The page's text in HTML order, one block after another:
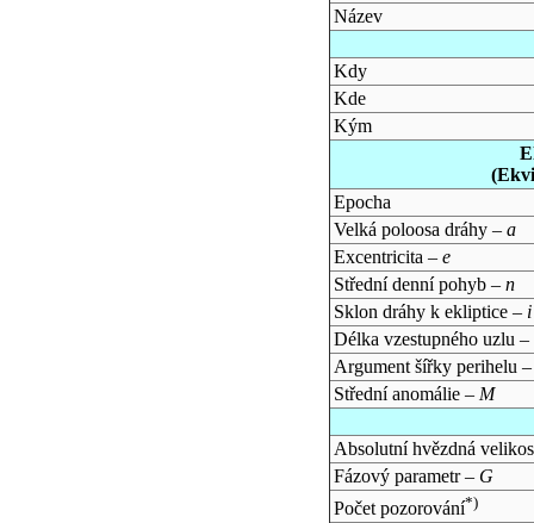
Název
Kdy
Kde
Kým
Epocha
Velká poloosa dráhy – a
Excentricita – e
Střední denní pohyb – n
Sklon dráhy k ekliptice – i
Délka vzestupného uzlu –
Argument šířky perihelu
Střední anomálie – M
Absolutní hvězdná
Fázový parametr – G
Počet pozorování*)